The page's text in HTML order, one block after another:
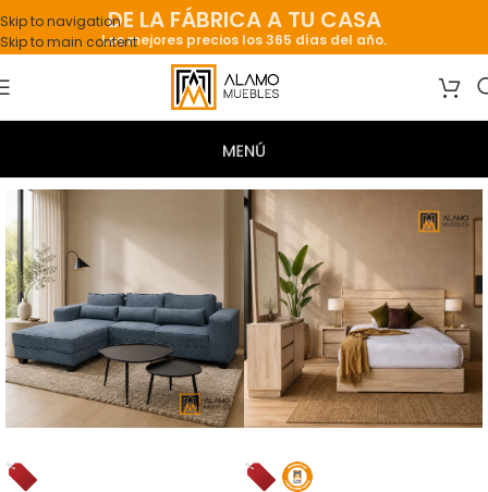
Skip to navigation
Skip to main content
DE LA FÁBRICA A TU CASA
Los mejores precios los 365 días del año.